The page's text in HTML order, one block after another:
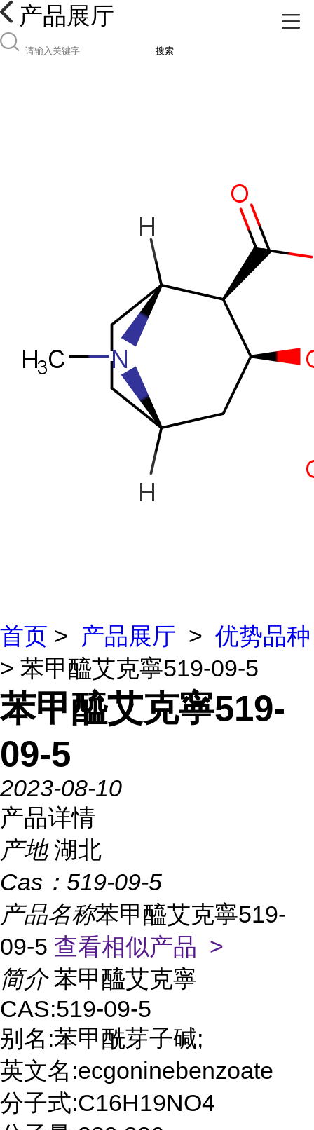
产品展厅
搜索
首页 > 产品展厅 > 优势品种
> 苯甲醯艾克寧519-09-5
苯甲醯艾克寧519-
09-5
2023-08-10
产品详情
产地 湖北
Cas： 519-09-5
产品名称苯甲醯艾克寧519-
09-5 查看相似产品 >
简介 苯甲醯艾克寧
CAS:519-09-5
别名:苯甲酰芽子碱;
英文名:ecgoninebenzoate
分子式:C16H19NO4